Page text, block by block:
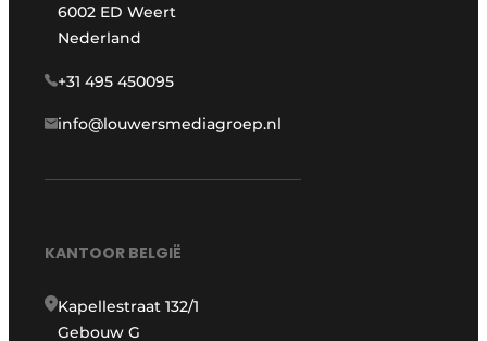
6002 ED Weert
Nederland
+31 495 450095
info@louwersmediagroep.nl
KANTOOR BELGIË
Kapellestraat 132/1
Gebouw G